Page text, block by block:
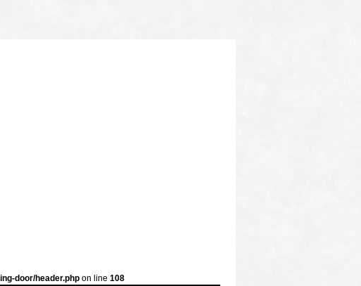
door/header.php on line 108